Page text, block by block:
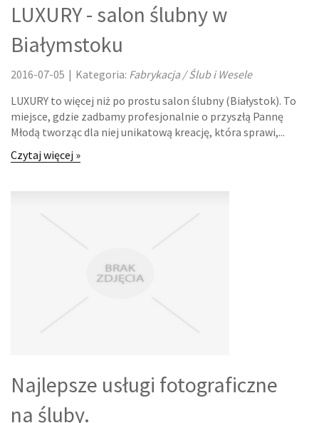
KSIĄŻKI, CZASOPISMA
BIŻUTERIA
DLA DZIECI
SPORT
ELEKTRONIKA, RTV, AGD
OGRÓD, ROŚLINY
LUXURY - salon ślubny w
Białymstoku
2016-07-05 | Kategoria: Fabrykacja / Ślub i Wesele
LUXURY to więcej niż po prostu salon ślubny (Białystok). To
miejsce, gdzie zadbamy profesjonalnie o przyszłą Pannę
Młodą tworząc dla niej unikatową kreację, która sprawi,...
Czytaj więcej »
Najlepsze usługi fotograficzne
na śluby.